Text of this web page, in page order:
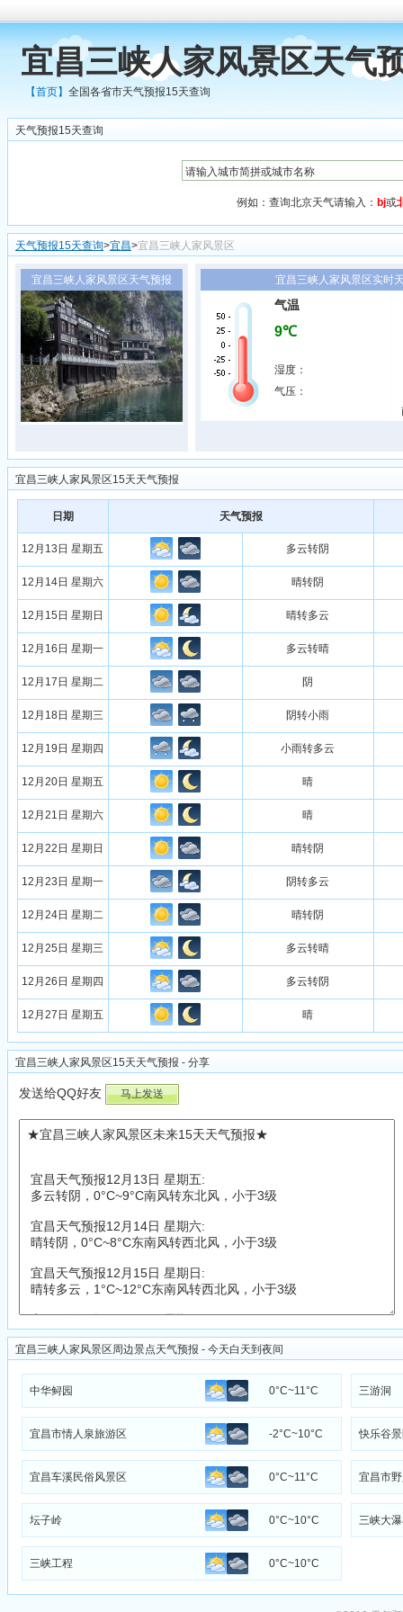
宜昌三峡人家风景区天气
【首页】全国各省市天气预报15天查询
天气预报15天查询
例如：查询北京天气请输入： bj或
天气预报15天查询>宜昌>宜昌三峡人家风景区
宜昌三峡人家风景区天气预报 宜昌三峡人家风景区实时
气温
9℃
湿度：
气压：
宜昌三峡人家风景区15天天气预报
日期 天气预报
12月13日 星期五 多云转阴
12月14日 星期六 晴转阴
12月15日 星期日 晴转多云
12月16日 星期一 多云转晴
12月17日 星期二 阴
12月18日 星期三 阴转小雨
12月19日 星期四 小雨转多云
12月20日 星期五 晴
12月21日 星期六 晴
12月22日 星期日 晴转阴
12月23日 星期一 阴转多云
12月24日 星期二 晴转阴
12月25日 星期三 多云转晴
12月26日 星期四 多云转阴
12月27日 星期五 晴
宜昌三峡人家风景区15天天气预报 - 分享
发送给QQ好友
宜昌三峡人家风景区周边景点天气预报 - 今天白天到夜间
中华鲟园 0°C~11°C 三游洞
宜昌市情人泉旅游区 -2°C~10°C 快乐谷
宜昌车溪民俗风景区 0°C~11°C 宜昌市
坛子岭 0°C~10°C 三峡大
三峡工程 0°C~10°C